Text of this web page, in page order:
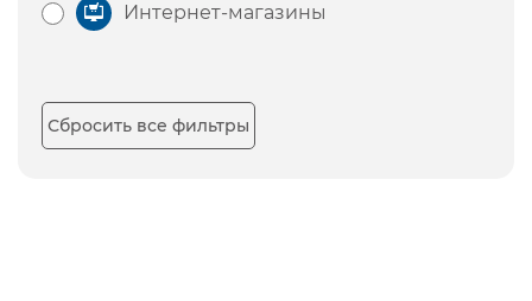
Интернет-магазины
Сбросить все фильтры